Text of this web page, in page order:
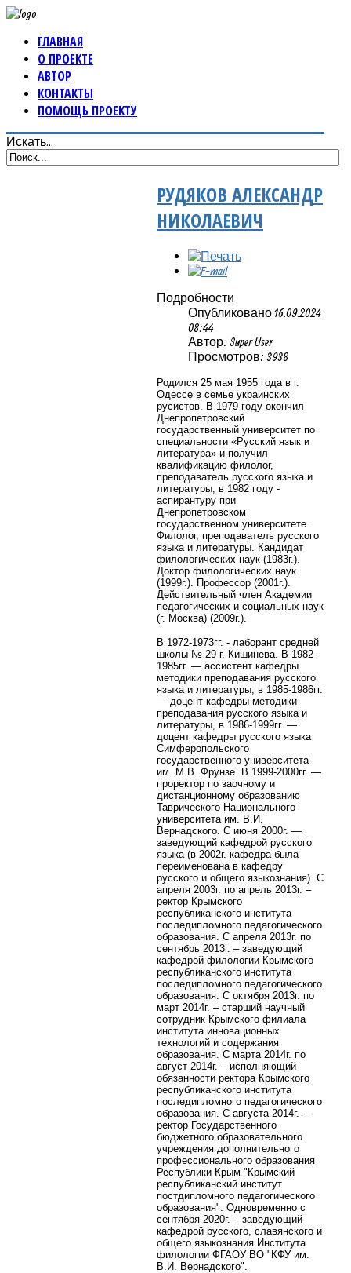
ГЛАВНАЯ
О ПРОЕКТЕ
АВТОР
КОНТАКТЫ
ПОМОЩЬ ПРОЕКТУ
Искать...
РУДЯКОВ АЛЕКСАНДР
НИКОЛАЕВИЧ
Подробности
Опубликовано 16.09.2024
08:44
Автор: Super User
Просмотров: 3938
Родился 25 мая 1955 года в г.
Одессе в семье украинских
русистов. В 1979 году окончил
Днепропетровский
государственный университет по
специальности «Русский язык и
литература» и получил
квалификацию филолог,
преподаватель русского языка и
литературы, в 1982 году -
аспирантуру при
Днепропетровском
государственном университете.
Филолог, преподаватель русского
языка и литературы. Кандидат
филологических наук (1983г.).
Доктор филологических наук
(1999г.). Профессор (2001г.).
Действительный член Академии
педагогических и социальных наук
(г. Москва) (2009г.).
В 1972-1973гг. - лаборант средней
школы № 29 г. Кишинева. В 1982-
1985гг. — ассистент кафедры
методики преподавания русского
языка и литературы, в 1985-1986гг.
— доцент кафедры методики
преподавания русского языка и
литературы, в 1986-1999гг. —
доцент кафедры русского языка
Симферопольского
государственного университета
им. М.В. Фрунзе. В 1999-2000гг. —
проректор по заочному и
дистанционному образованию
Таврического Национального
университета им. В.И.
Вернадского. С июня 2000г. —
заведующий кафедрой русского
языка (в 2002г. кафедра была
переименована в кафедру
русского и общего языкознания). С
апреля 2003г. по апрель 2013г. –
ректор Крымского
республиканского института
последипломного педагогического
образования. С апреля 2013г. по
сентябрь 2013г. – заведующий
кафедрой филологии Крымского
республиканского института
последипломного педагогического
образования. С октября 2013г. по
март 2014г. – старший научный
сотрудник Крымского филиала
института инновационных
технологий и содержания
образования. С марта 2014г. по
август 2014г. – исполняющий
обязанности ректора Крымского
республиканского института
последипломного педагогического
образования. С августа 2014г. –
ректор Государственного
бюджетного образовательного
учреждения дополнительного
профессионального образования
Республики Крым "Крымский
республиканский институт
постдипломного педагогического
образования". Одновременно с
сентября 2020г. – заведующий
кафедрой русского, славянского и
общего языкознания Института
филологии ФГАОУ ВО "КФУ им.
В.И. Вернадского".